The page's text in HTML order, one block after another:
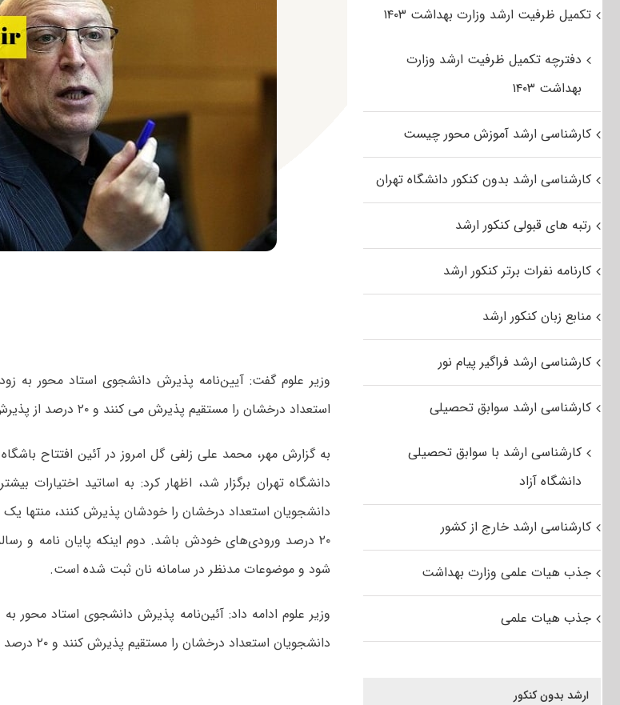
وزیر علوم گفت: آیین‌نامه پذیرش دانشجوی استاد محور به‌
استعداد درخشان را مستقیم پذیرش می کنند و ۲۰ درصد از پذیرش، استاد محور خواهد شد.
به گزارش مهر، محمد علی زلفی گل امروز در آئین افتتاح
دانشگاه تهران برگزار شد، اظهار کرد: به اساتید اختیارات
دانشجویان استعداد درخشان را خودشان پذیرش کنند، منتها
۲۰ درصد ورودی‌های خودش باشد. دوم اینکه پایان نامه و
شود و موضوعات مدنظر در سامانه نان ثبت شده است.
وزیر علوم ادامه داد: آئین‌نامه پذیرش دانشجوی استاد محور
دانشجویان استعداد درخشان را مستقیم پذیرش کنند و ۲۰ درصد از پذیرش، استاد محور می‌شود.
تکمیل ظرفیت ارشد وزارت بهداشت ۱۴۰۳
دفترچه تکمیل ظرفیت ارشد وزارت
بهداشت ۱۴۰۳
کارشناسی ارشد آموزش محور چیست
کارشناسی ارشد بدون کنکور دانشگاه تهران
رتبه های قبولی کنکور ارشد
کارنامه نفرات برتر کنکور ارشد
منابع زبان کنکور ارشد
کارشناسی ارشد فراگیر پیام نور
کارشناسی ارشد سوابق تحصیلی
کارشناسی ارشد با سوابق تحصیلی
دانشگاه آزاد
کارشناسی ارشد خارج از کشور
جذب هیات علمی وزارت بهداشت
جذب هیات علمی
ارشد بدون کنکور